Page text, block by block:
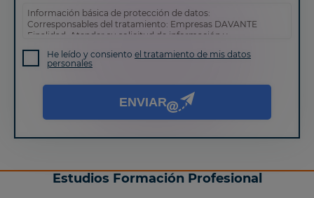
Información básica de protección de datos:
Corresponsables del tratamiento: Empresas DAVANTE
Finalidad: Atender su solicitud de información y
Derechos: Puede acceder, rectificar y suprimir sus datos,
así como otros derechos tal y como se explica en nuestra
He leído y consiento el tratamiento de mis datos
personales
ENVIAR
Estudios Formación Profesional